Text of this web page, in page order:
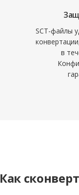
SCT-файлы
в
Как